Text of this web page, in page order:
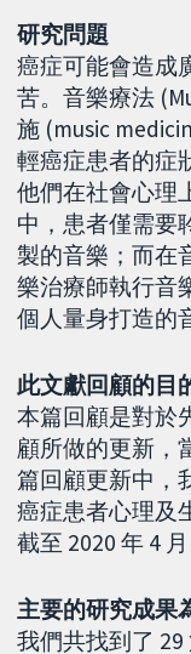
研究問題
癌症可能會造成
苦。音樂療法
施 (music
輕癌症患者的症
他們在社會心理
中，患者僅需要
製的音樂；而在
樂治療師執行音
個人量身打造的
此文獻回顧的目
本篇回顧是對於
顧所做的更新，
篇回顧更新中，
癌症患者心理及
截至 2020 年 4 月
主要的研究成果
我們共找到了